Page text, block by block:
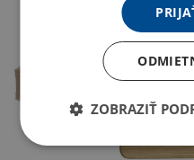
ZOBRAZIŤ